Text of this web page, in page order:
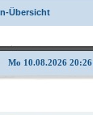
Übersicht
Mo 10.08.2026